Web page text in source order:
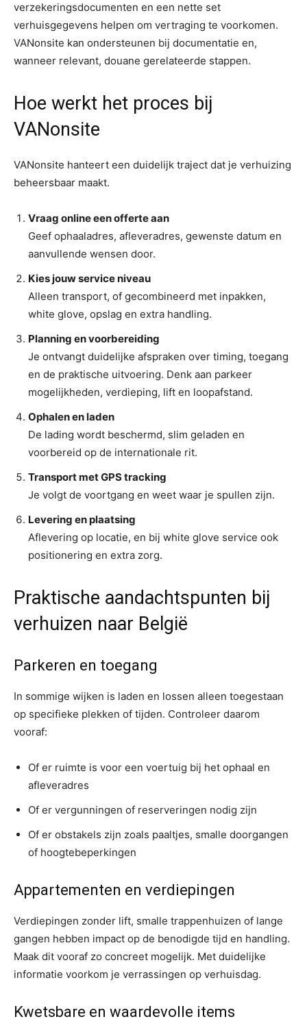
verzekeringsdocumenten en een nette set
verhuisgegevens helpen om vertraging te voorkomen.
VANonsite kan ondersteunen bij documentatie en,
wanneer relevant, douane gerelateerde stappen.
Hoe werkt het proces bij
VANonsite
VANonsite hanteert een duidelijk traject dat je verhuizing
beheersbaar maakt.
Vraag online een offerte aan
Geef ophaaladres, afleveradres, gewenste datum en
aanvullende wensen door.
Kies jouw service niveau
Alleen transport, of gecombineerd met inpakken,
white glove, opslag en extra handling.
Planning en voorbereiding
Je ontvangt duidelijke afspraken over timing, toegang
en de praktische uitvoering. Denk aan parkeer
mogelijkheden, verdieping, lift en loopafstand.
Ophalen en laden
De lading wordt beschermd, slim geladen en
voorbereid op de internationale rit.
Transport met GPS tracking
Je volgt de voortgang en weet waar je spullen zijn.
Levering en plaatsing
Aflevering op locatie, en bij white glove service ook
positionering en extra zorg.
Praktische aandachtspunten bij
verhuizen naar België
Parkeren en toegang
In sommige wijken is laden en lossen alleen toegestaan
op specifieke plekken of tijden. Controleer daarom
vooraf:
Of er ruimte is voor een voertuig bij het ophaal en
afleveradres
Of er vergunningen of reserveringen nodig zijn
Of er obstakels zijn zoals paaltjes, smalle doorgangen
of hoogtebeperkingen
Appartementen en verdiepingen
Verdiepingen zonder lift, smalle trappenhuizen of lange
gangen hebben impact op de benodigde tijd en handling.
Maak dit vooraf zo concreet mogelijk. Met duidelijke
informatie voorkom je verrassingen op verhuisdag.
Kwetsbare en waardevolle items